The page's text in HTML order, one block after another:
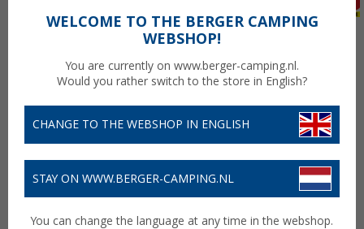
WELCOME TO THE BERGER CAMPING
WEBSHOP!
You are currently on www.berger-camping.nl.
Would you rather switch to the store in English?
CHANGE TO THE WEBSHOP IN ENGLISH
STAY ON WWW.BERGER-CAMPING.NL
You can change the language at any time in the webshop.